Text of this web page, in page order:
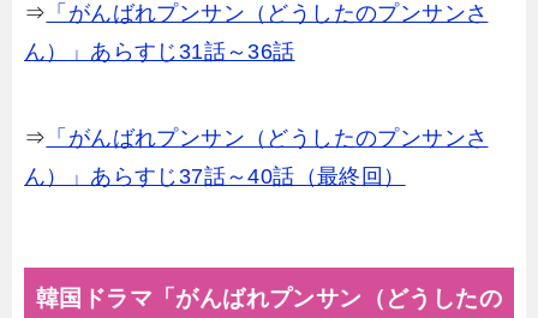
⇒ 「がんばれプンサン（どうしたのプンサンさ
ん）」あらすじ31話～36話
⇒ 「がんばれプンサン（どうしたのプンサンさ
ん）」あらすじ37話～40話（最終回）
韓国ドラマ「がんばれプンサン（どうしたの